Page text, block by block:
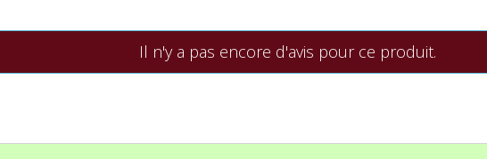
Il n'y a pas encore d'avis pour ce produit.